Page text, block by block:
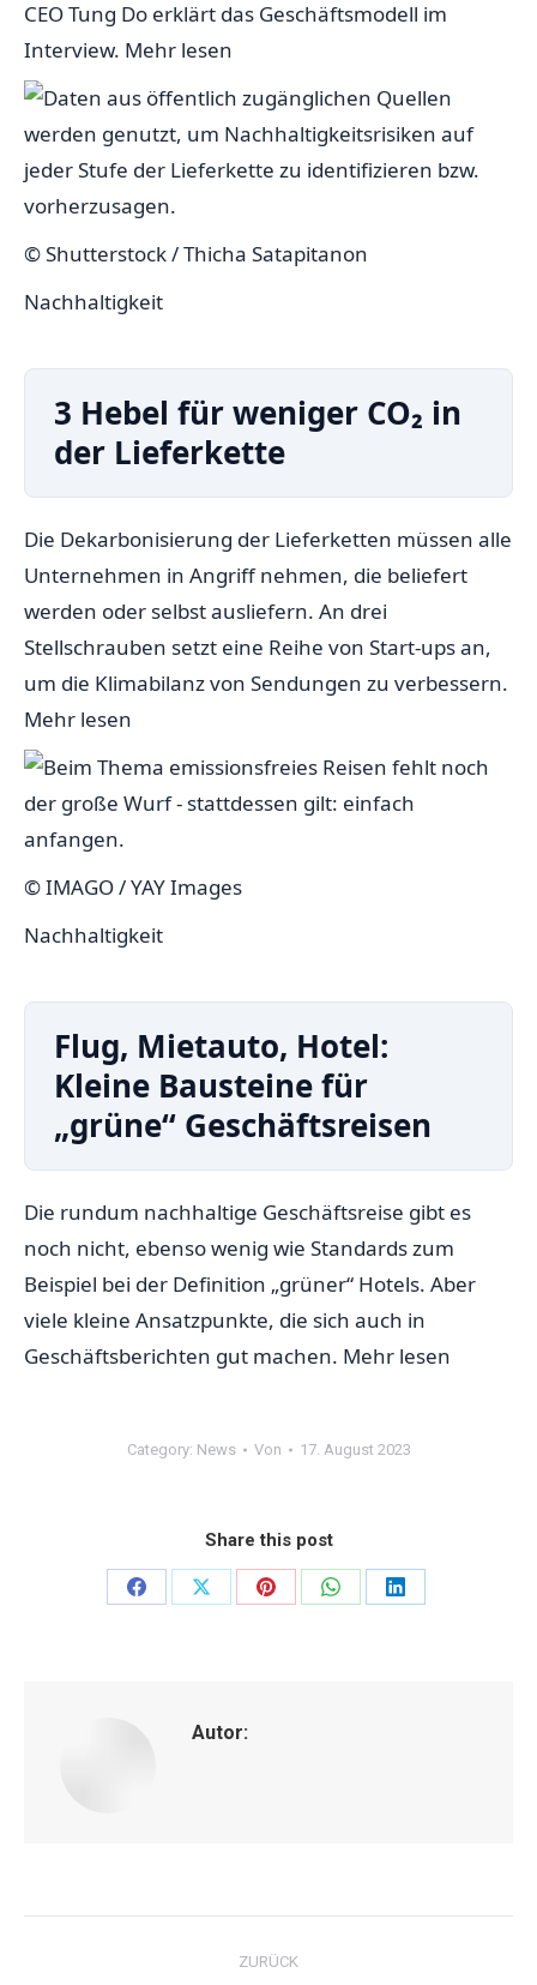
CEO Tung Do erklärt das Geschäftsmodell im
Interview. Mehr lesen
© Shutterstock / Thicha Satapitanon
Nachhaltigkeit
3 Hebel für weniger CO₂ in
der Lieferkette
Die Dekarbonisierung der Lieferketten müssen alle
Unternehmen in Angriff nehmen, die beliefert
werden oder selbst ausliefern. An drei
Stellschrauben setzt eine Reihe von Start-ups an,
um die Klimabilanz von Sendungen zu verbessern.
Mehr lesen
© IMAGO / YAY Images
Nachhaltigkeit
Flug, Mietauto, Hotel:
Kleine Bausteine für
„grüne“ Geschäftsreisen
Die rundum nachhaltige Geschäftsreise gibt es
noch nicht, ebenso wenig wie Standards zum
Beispiel bei der Definition „grüner“ Hotels. Aber
viele kleine Ansatzpunkte, die sich auch in
Geschäftsberichten gut machen. Mehr lesen
Category: News Von 17. August 2023
Share this post
Share
Share
Share
Share
Share
Autor:
Kommentarnavigation
ZURÜCK